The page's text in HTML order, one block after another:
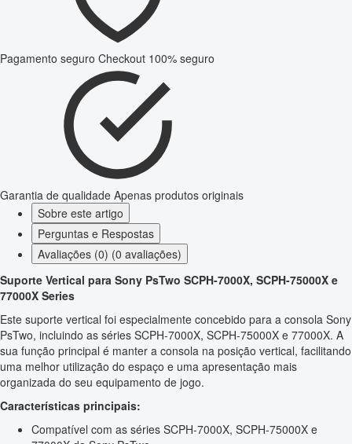
Pagamento seguro Checkout 100% seguro
Garantia de qualidade Apenas produtos originais
Sobre este artigo
Perguntas e Respostas
Avaliações (0) (0 avaliações)
Suporte Vertical para Sony PsTwo SCPH-7000X, SCPH-75000X e
77000X Series
Este suporte vertical foi especialmente concebido para a consola Sony
PsTwo, incluindo as séries SCPH-7000X, SCPH-75000X e 77000X. A
sua função principal é manter a consola na posição vertical, facilitando
uma melhor utilização do espaço e uma apresentação mais
organizada do seu equipamento de jogo.
Características principais:
Compatível com as séries SCPH-7000X, SCPH-75000X e